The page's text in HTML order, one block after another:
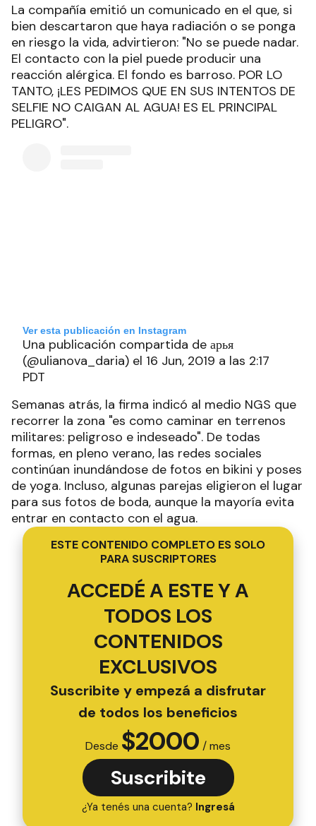
La compañía emitió un comunicado en el que, si
bien descartaron que haya radiación o se ponga
en riesgo la vida, advirtieron: "No se puede nadar.
El contacto con la piel puede producir una
reacción alérgica. El fondo es barroso. POR LO
TANTO, ¡LES PEDIMOS QUE EN SUS INTENTOS DE
SELFIE NO CAIGAN AL AGUA! ES EL PRINCIPAL
PELIGRO".
Ver esta publicación en Instagram
Una publicación compartida de арья
(@ulianova_daria) el 16 Jun, 2019 a las 2:17
PDT
Semanas atrás, la firma indicó al medio NGS que
recorrer la zona "es como caminar en terrenos
militares: peligroso e indeseado". De todas
formas, en pleno verano, las redes sociales
continúan inundándose de fotos en bikini y poses
de yoga. Incluso, algunas parejas eligieron el lugar
para sus fotos de boda, aunque la mayoría evita
entrar en contacto con el agua.
ESTE CONTENIDO COMPLETO ES SOLO
PARA SUSCRIPTORES
ACCEDÉ A ESTE Y A
TODOS LOS
CONTENIDOS
EXCLUSIVOS
Suscribite y empezá a disfrutar
de todos los beneficios
Desde $2000 / mes
Suscribite
¿Ya tenés una cuenta? Ingresá